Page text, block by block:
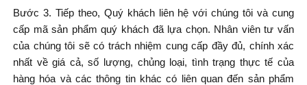
Bước 3. Tiếp theo, Quý khách liên hệ với chúng tôi và cung
cấp mã sản phẩm quý khách đã lựa chọn. Nhân viên tư vấn
của chúng tôi sẽ có trách nhiệm cung cấp đầy đủ, chính xác
nhất về giá cả, số lượng, chủng loại, tình trạng thực tế của
hàng hóa và các thông tin khác có liên quan đến sản phẩm